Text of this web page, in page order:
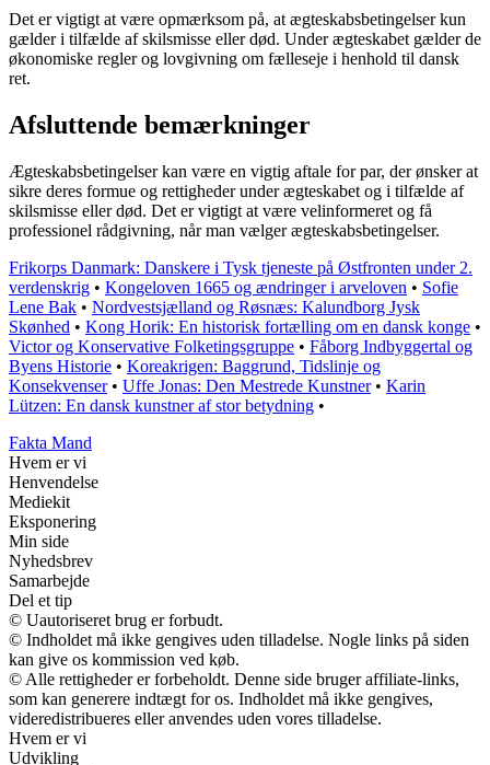
Det er vigtigt at være opmærksom på, at ægteskabsbetingelser kun
gælder i tilfælde af skilsmisse eller død. Under ægteskabet gælder de
økonomiske regler og lovgivning om fælleseje i henhold til dansk
ret.
Afsluttende bemærkninger
Ægteskabsbetingelser kan være en vigtig aftale for par, der ønsker at
sikre deres formue og rettigheder under ægteskabet og i tilfælde af
skilsmisse eller død. Det er vigtigt at være velinformeret og få
professionel rådgivning, når man vælger ægteskabsbetingelser.
Frikorps Danmark: Danskere i Tysk tjeneste på Østfronten under 2.
verdenskrig • Kongeloven 1665 og ændringer i arveloven • Sofie
Lene Bak • Nordvestsjælland og Røsnæs: Kalundborg Jysk
Skønhed • Kong Horik: En historisk fortælling om en dansk konge •
Victor og Konservative Folketingsgruppe • Fåborg Indbyggertal og
Byens Historie • Koreakrigen: Baggrund, Tidslinje og
Konsekvenser• Uffe Jonas: Den Mestrede Kunstner• Karin
Lützen: En dansk kunstner af stor betydning •
Fakta Mand
Hvem er vi
Henvendelse
Mediekit
Eksponering
Min side
Nyhedsbrev
Samarbejde
Del et tip
© Uautoriseret brug er forbudt.
© Indholdet må ikke gengives uden tilladelse. Nogle links på siden
kan give os kommission ved køb.
© Alle rettigheder er forbeholdt. Denne side bruger affiliate-links,
som kan generere indtægt for os. Indholdet må ikke gengives,
videredistribueres eller anvendes uden vores tilladelse.
Hvem er vi
Udvikling